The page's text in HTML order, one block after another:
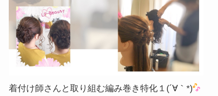
着付け師さんと取り組む編み巻き特化１(´∀｀*)